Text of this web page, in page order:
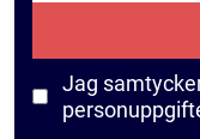
Jag